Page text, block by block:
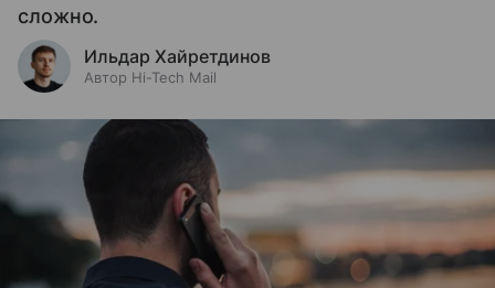
сложно.
Ильдар Хайретдинов
Автор Hi-Tech Mail